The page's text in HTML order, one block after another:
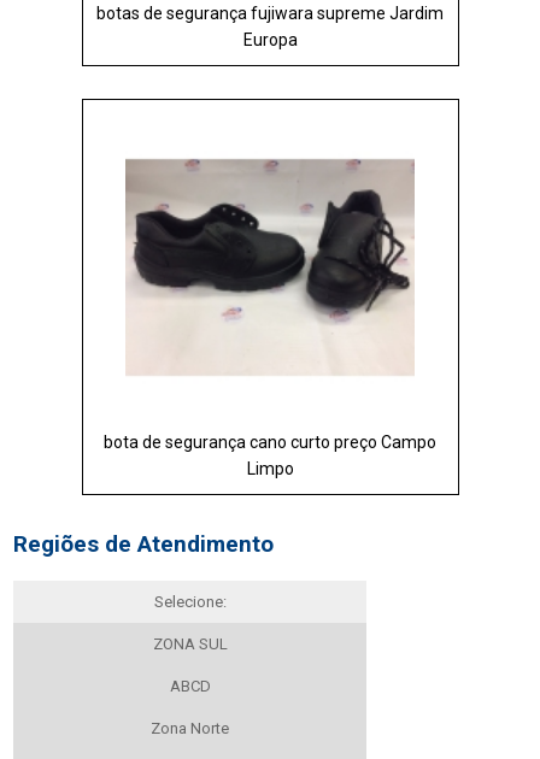
botas de segurança fujiwara supreme Jardim
Europa
bota de segurança cano curto preço Campo
Limpo
Regiões de Atendimento
Selecione:
ZONA SUL
ABCD
Zona Norte